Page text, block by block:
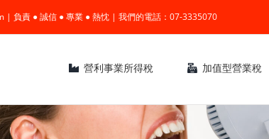
| 負責 ● 誠信 ● 專業 ● 熱忱 | 我們的電話：07-3335070
營利事業所得稅 加值型營業稅